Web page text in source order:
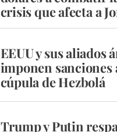
crisis que afecta a
EEUU y sus aliados
imponen sanciones
cúpula de Hezbolá
Trump y Putin